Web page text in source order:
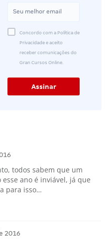
Concordo com a Política de
Privacidade e aceito
receber comunicações do
Gran Cursos Online.
todos sabem que um
esse ano é inviável, já que
para isso…
2016